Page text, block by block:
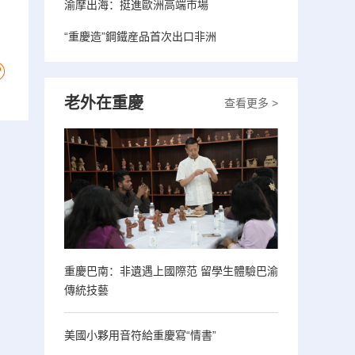
渝摩出海：挺進歐洲高端市場
“重慶造”鋼鐵産品首次出口非洲
查看更多 >
老外在重慶
重慶巴南：非遺遇上國際范 留學生體驗巴渝
傳統技藝
美國小夥用音符給重慶寫“情書”